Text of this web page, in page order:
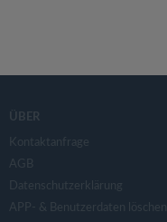
ÜBER
Kontaktanfrage
AGB
Datenschutzerklärung
APP- & Benutzerdaten löschen